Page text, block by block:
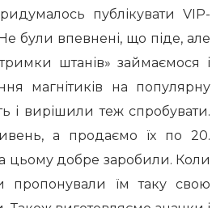
публікувати VIP-
були впевнені, що піде, але
штанів» займаємося і
магнітиків на популярну
і вирішили теж спробувати.
а продаємо їх по 20.
цьому добре заробили. Коли
пропонували їм таку свою